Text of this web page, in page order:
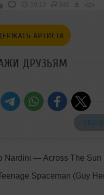
59:13 346 </>
АРТИСТА
ДРУЗЬЯМ
Nardini — Across The Sun
Spaceman (Guy